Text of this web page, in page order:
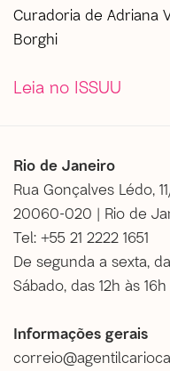
Curadoria de Adriana
Borghi
Leia no ISSUU
Rio de Janeiro
Rua Gonçalves Lédo,
20060-020 | Rio de
Tel: +55 21 2222 1651
De segunda a sexta,
Sábado, das 12h às 16h
Informações gerais